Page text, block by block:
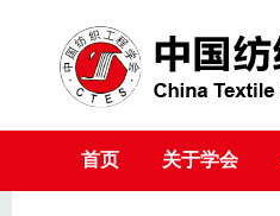
首页 关于学会